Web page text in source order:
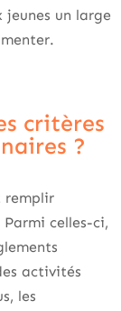
un large
critères
?
remplir
celles-ci,
activités
les